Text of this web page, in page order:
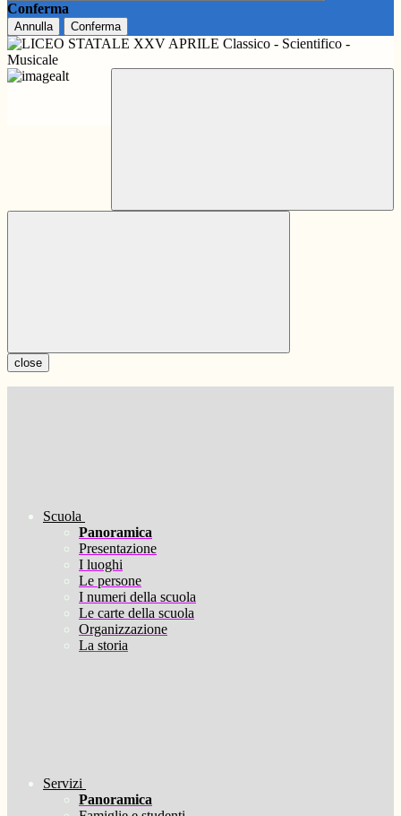
Conferma
Annulla Conferma
close
Scuola
Panoramica
Presentazione
I luoghi
Le persone
I numeri della scuola
Le carte della scuola
Organizzazione
La storia
Servizi
Panoramica